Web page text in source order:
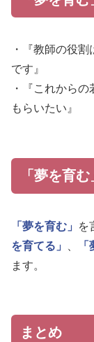
・『教師の役
です』
・『これから
もらいたい』
「夢を育
「夢を育む」 を
を育てる」
ます。
まとめ